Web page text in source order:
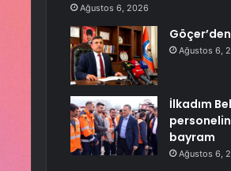
Ağustos 6, 2026
Ağustos 6,
İlkadım
bayram
Ağustos 6,